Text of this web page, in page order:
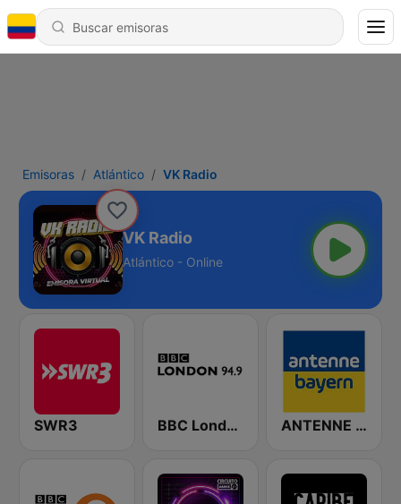
Emisoras Atlántico VK Radio
VK Radio
Atlántico - Online
SWR3 BBC London ANTENNE BAYERN